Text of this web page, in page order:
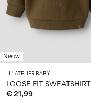
Nieuw
LIL' ATELIER BABY
LOOSE FIT SWEATSHIRT
€ 21,99